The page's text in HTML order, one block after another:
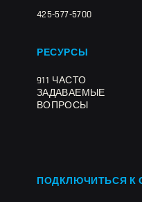
425-577-5700
РЕСУРСЫ
911 ЧАСТО
ЗАДАВАЕМЫЕ
ВОПРОСЫ
ПОДКЛЮЧИТЬСЯ К